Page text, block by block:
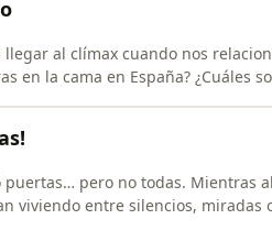
llegar al clímax cuando nos
en la cama en España? ¿Cuáles
puertas… pero no todas. Mientras
viviendo entre silencios, miradas